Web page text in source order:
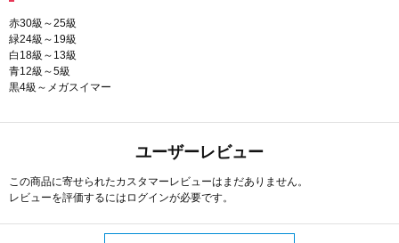
赤30級～25級
緑24級～19級
白18級～13級
青12級～5級
黒4級～メガスイマー
ユーザーレビュー
この商品に寄せられたカスタマーレビューはまだありません。
レビューを評価するには ログインが必要です。